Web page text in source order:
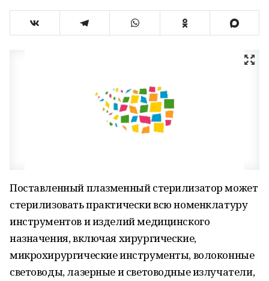
Поставленный плазменный стерилизатор может
стерилизовать практически всю номенклатуру
инструментов и изделий медицинского
назначения, включая хирургические,
микрохирургические инструменты, волоконные
световоды, лазерные и световодные излучатели,